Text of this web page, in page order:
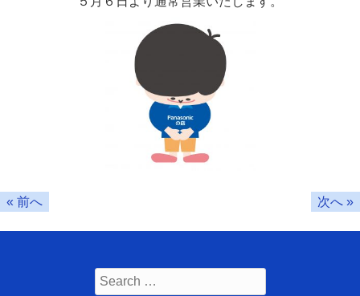
« 前へ 次へ »